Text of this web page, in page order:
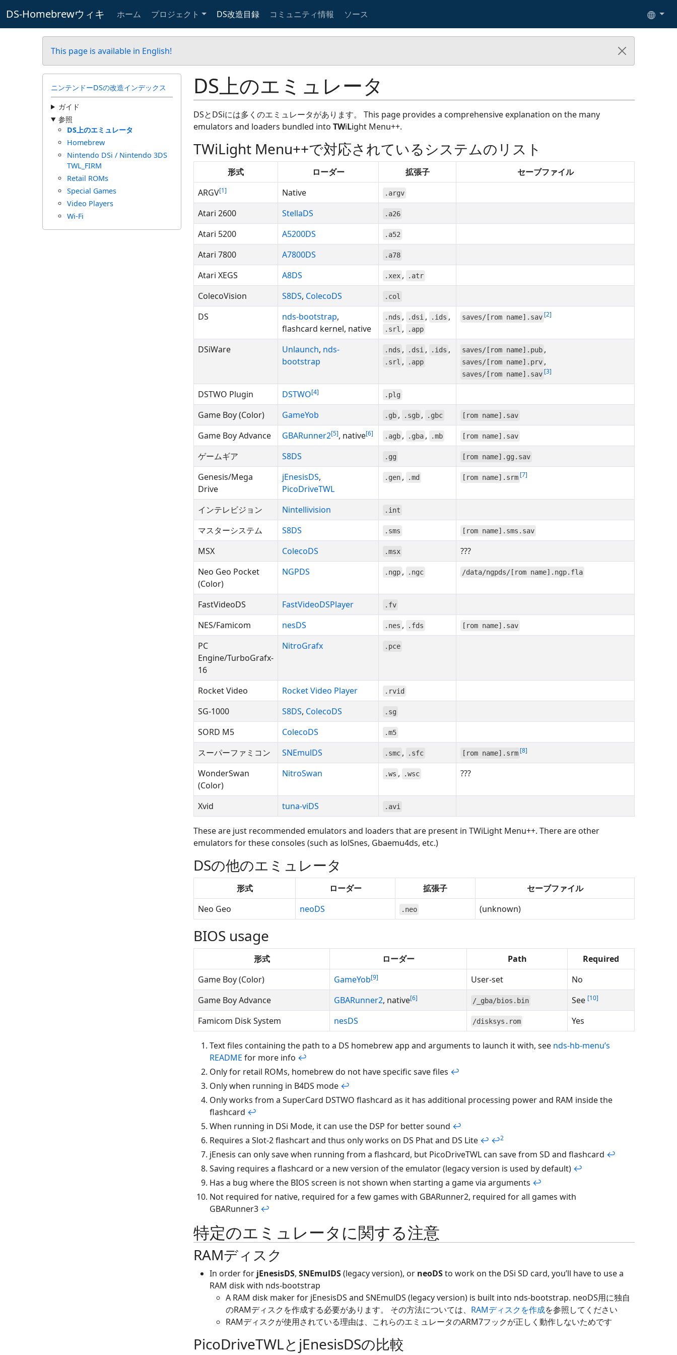
DS-Homebrewウィキ ホーム プロジェクト DS改造目録 コミュニティ情報 ソース
This page is available in English!
ニンテンドーDSの改造インデックス
ガイド
参照
DS上のエミュレータ
Homebrew
Nintendo DSi / Nintendo 3DS
TWL_FIRM
Retail ROMs
Special Games
Video Players
Wi-Fi
DS上のエミュレータ
DSとDSiには多くのエミュレータがあります。 This page provides a comprehensive explanation on the many
emulators and loaders bundled into TWiLight Menu++.
TWiLight Menu++で対応されているシステムのリスト
形式 ローダー 拡張子
セーブファイル
ARGV 1 Native .argv
Atari 2600 StellaDS .a26
Atari 5200 A5200DS .a52
Atari 7800 A7800DS .a78
Atari XEGS A8DS .xex , .atr
ColecoVision S8DS, ColecoDS .col
DS nds-bootstrap,
flashcard kernel, native
.nds , .dsi , .ids ,
.srl , .app
saves/[rom name].sav 2
DSiWare Unlaunch, nds-
bootstrap
.nds , .dsi , .ids ,
.srl , .app
saves/[rom name].pub ,
saves/[rom name].prv ,
saves/[rom name].sav 3
DSTWO Plugin DSTWO 4 .plg
Game Boy (Color) GameYob .gb , .sgb , .gbc [rom name].sav
Game Boy Advance GBARunner2 5 , native 6 .agb , .gba , .mb [rom name].sav
ゲームギア S8DS .gg [rom name].gg.sav
Genesis/Mega
Drive
jEnesisDS,
PicoDriveTWL
.gen , .md [rom name].srm 7
インテレビジョン Nintellivision .int
マスターシステム S8DS .sms [rom name].sms.sav
MSX ColecoDS .msx
???
Neo Geo Pocket
(Color)
NGPDS .ngp , .ngc /data/ngpds/[rom name].ngp.fla
FastVideoDS FastVideoDSPlayer .fv
NES/Famicom nesDS .nes , .fds [rom name].sav
PC
Engine/TurboGrafx-
16
NitroGrafx .pce
Rocket Video Rocket Video Player .rvid
SG-1000 S8DS, ColecoDS .sg
SORD M5 ColecoDS .m5
スーパーファミコン SNEmulDS .smc , .sfc [rom name].srm 8
WonderSwan
(Color)
NitroSwan .ws , .wsc ???
Xvid tuna-viDS .avi
These are just recommended emulators and loaders that are present in TWiLight Menu++. There are other
emulators for these consoles (such as lolSnes, Gbaemu4ds, etc.)
DSの他のエミュレータ
形式 ローダー 拡張子
セーブファイル
Neo Geo
neoDS .neo (unknown)
BIOS usage
形式 ローダー Path
Required
Game Boy (Color)
GameYob 9 User-set
No
Game Boy Advance
GBARunner2, native 6 /_gba/bios.bin See 10
Famicom Disk System nesDS /disksys.rom Yes
Text files containing the path to a DS homebrew app and arguments to launch it with, see nds-hb-menu’s
README for more info ↩
Only for retail ROMs, homebrew do not have specific save files ↩
Only when running in B4DS mode ↩
Only works from a SuperCard DSTWO flashcard as it has additional processing power and RAM inside the
flashcard ↩
When running in DSi Mode, it can use the DSP for better sound ↩
Requires a Slot-2 flashcart and thus only works on DS Phat and DS Lite ↩ ↩2
jEnesis can only save when running from a flashcard, but PicoDriveTWL can save from SD and flashcard ↩
Saving requires a flashcard or a new version of the emulator (legacy version is used by default) ↩
Has a bug where the BIOS screen is not shown when starting a game via arguments ↩
Not required for native, required for a few games with GBARunner2, required for all games with
GBARunner3 ↩
特定のエミュレータに関する注意
RAMディスク
In order for jEnesisDS, SNEmulDS(legacy version), or neoDSto work on the DSi SD card, you’ll have to use a
RAM disk with nds-bootstrap
A RAM disk maker for jEnesisDS and SNEmulDS (legacy version) is built into nds-bootstrap. neoDS用に独自
のRAMディスクを作成する必要があります。 その方法については、 RAMディスクを作成を参照してください
RAMディスクが使用されている理由は、これらのエミュレータのARM7フックが正しく動作しないためです
PicoDriveTWLとjEnesisDSの比較